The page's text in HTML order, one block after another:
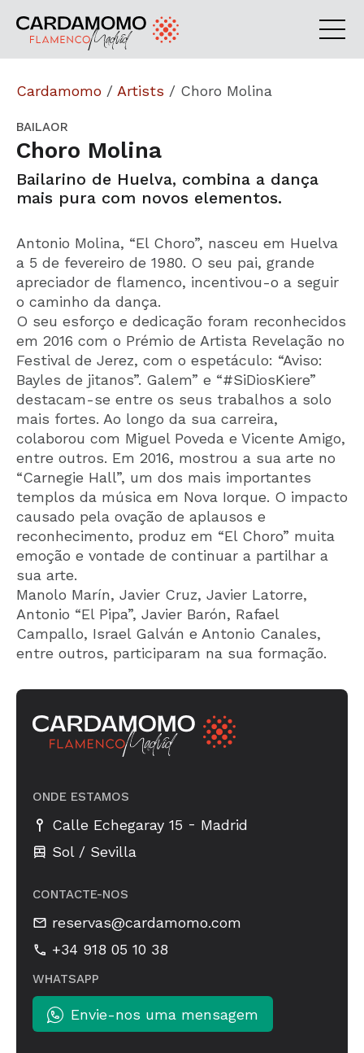
Cardamomo / Artists / Choro Molina
BAILAOR
Choro Molina
Bailarino de Huelva, combina a dança
mais pura com novos elementos.
Antonio Molina, “El Choro”, nasceu em Huelva
a 5 de fevereiro de 1980. O seu pai, grande
apreciador de flamenco, incentivou-o a seguir
o caminho da dança.
O seu esforço e dedicação foram reconhecidos
em 2016 com o Prémio de Artista Revelação no
Festival de Jerez, com o espetáculo: “Aviso:
Bayles de jitanos”. Galem” e “#SiDiosKiere”
destacam-se entre os seus trabalhos a solo
mais fortes. Ao longo da sua carreira,
colaborou com Miguel Poveda e Vicente Amigo,
entre outros. Em 2016, mostrou a sua arte no
“Carnegie Hall”, um dos mais importantes
templos da música em Nova Iorque. O impacto
causado pela ovação de aplausos e
reconhecimento, produz em “El Choro” muita
emoção e vontade de continuar a partilhar a
sua arte.
Manolo Marín, Javier Cruz, Javier Latorre,
Antonio “El Pipa”, Javier Barón, Rafael
Campallo, Israel Galván e Antonio Canales,
entre outros, participaram na sua formação.
ONDE ESTAMOS
Calle Echegaray 15 - Madrid
Sol / Sevilla
CONTACTE-NOS
reservas@cardamomo.com
+34 918 05 10 38
WHATSAPP
Envie-nos uma mensagem